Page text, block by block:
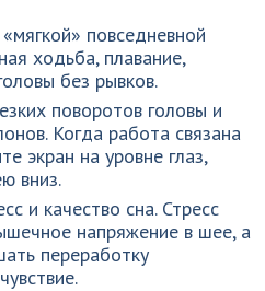
повседневной
ходьба, плавание,
без рывков.
поворотов головы и
Когда работа связана
экран на уровне глаз,
вниз.
и качество сна. Стресс
напряжение в шее, а
переработку